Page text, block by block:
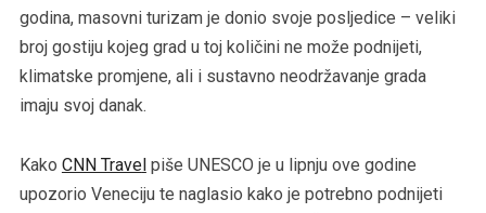
godina, masovni turizam je donio svoje posljedice – veliki
broj gostiju kojeg grad u toj količini ne može podnijeti,
klimatske promjene, ali i sustavno neodržavanje grada
imaju svoj danak.
Kako CNN Travelpiše UNESCO je u lipnju ove godine
upozorio Veneciju te naglasio kako je potrebno podnijeti